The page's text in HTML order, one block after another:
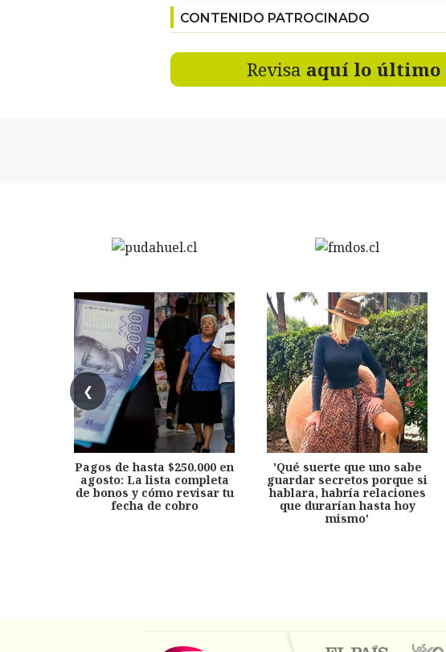
CONTENIDO PATROCINADO
Revisa aquí lo último
❮
Pagos de hasta $250.000 en
agosto: La lista completa
de bonos y cómo revisar tu
fecha de cobro
'Qué suerte que uno sabe
guardar secretos porque si
hablara, habría relaciones
que durarían hasta hoy
mismo'